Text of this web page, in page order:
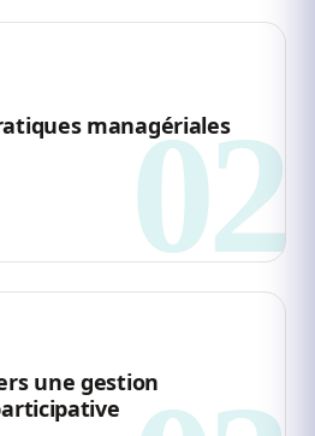
managériales
une gestion